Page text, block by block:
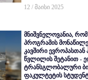
12 / მაისი 2025
მნიშვნელოვანია,
პროგრამის
კავშირი
წვლილის შეტანით -
ტრანსგლობალური
ფაკულტეტის